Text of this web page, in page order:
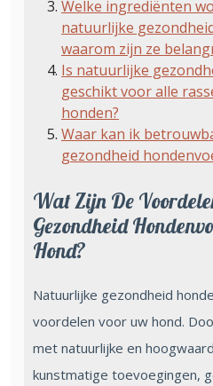
Welke ingrediënten
natuurlijke
waarom zijn ze
Is natuurlijke
geschikt voor alle
honden?
Waar kan ik
gezondheid
Wat Zijn De
Gezondheid
Hond?
Natuurlijke gezondheid
voordelen voor uw hond.
met natuurlijke en
kunstmatige toevoegingen,